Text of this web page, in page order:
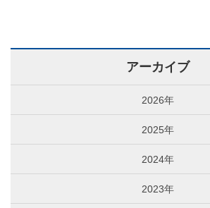
アーカイブ
2026年
2025年
2024年
2023年